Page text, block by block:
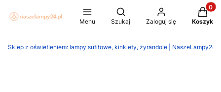
Menu
Otwórz wyszukiwarkę
Szukaj Zaloguj się Koszyk
Sklep z oświetleniem: lampy sufitowe, kinkiety, żyrandole |